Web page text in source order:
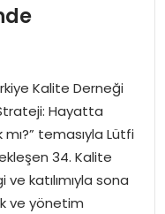
Kalite Derneği
Hayatta
temasıyla Lütfi
34. Kalite
ve katılımıyla sona
ve yönetim